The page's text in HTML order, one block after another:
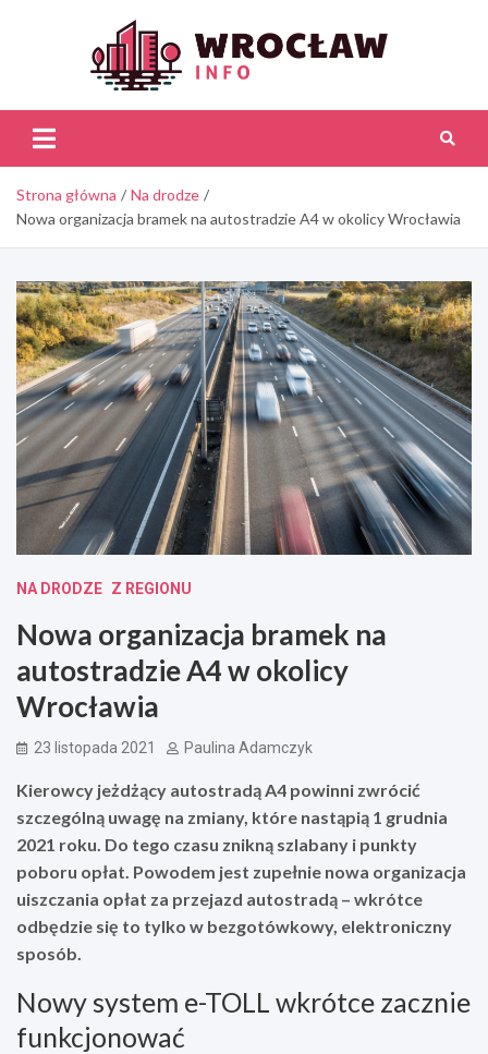
Strona główna
Na drodze
Nowa organizacja bramek na autostradzie A4 w okolicy Wrocławia
NA DRODZE Z REGIONU
Nowa organizacja bramek na
autostradzie A4 w okolicy
Wrocławia
23 listopada 2021 Paulina Adamczyk
Kierowcy jeżdżący autostradą A4 powinni zwrócić
szczególną uwagę na zmiany, które nastąpią 1 grudnia
2021 roku. Do tego czasu znikną szlabany i punkty
poboru opłat. Powodem jest zupełnie nowa organizacja
uiszczania opłat za przejazd autostradą – wkrótce
odbędzie się to tylko w bezgotówkowy, elektroniczny
sposób.
Nowy system e-TOLL wkrótce zacznie
funkcjonować